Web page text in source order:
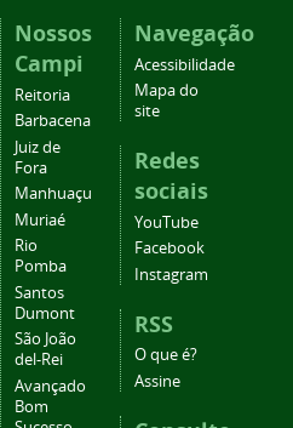
Nossos
Campi
Reitoria
Barbacena
Juiz de
Fora
Manhuaçu
Muriaé
Rio
Pomba
Santos
Dumont
São João
del-Rei
Avançado
Bom
Navegação
Acessibilidade
Mapa do
site
Redes
sociais
YouTube
Facebook
Instagram
RSS
O que é?
Assine